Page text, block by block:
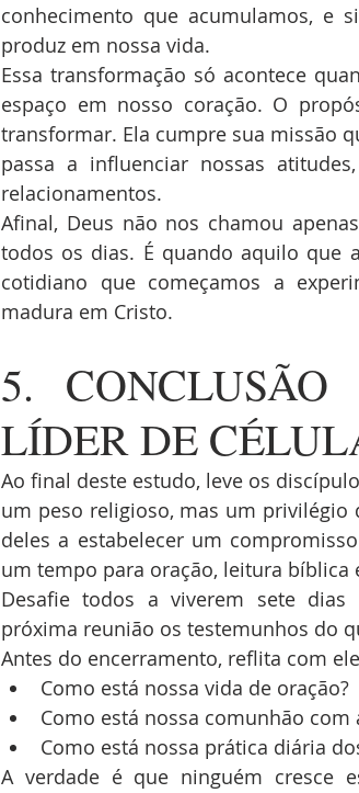
conhecimento que acumulamos, e
produz em nossa vida.
Essa transformação só acontece
espaço em nosso coração. O
transformar. Ela cumpre sua missão
passa a influenciar nossas
relacionamentos.
Afinal, Deus não nos chamou
todos os dias. É quando aquilo que
cotidiano que começamos a
madura em Cristo.
5.
LÍDER DE
Ao final deste estudo, leve os
um peso religioso, mas um privilégio
deles a estabelecer um
um tempo para oração, leitura bíblica
Desafie todos a viverem sete
próxima reunião os testemunhos do
Antes do encerramento, reflita com
Como está nossa vida de oração?
Como está nossa comunhão com
Como está nossa prática diária
A verdade é que ninguém cresce